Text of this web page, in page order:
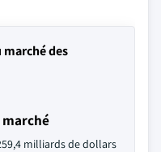
des
milliards de dollars